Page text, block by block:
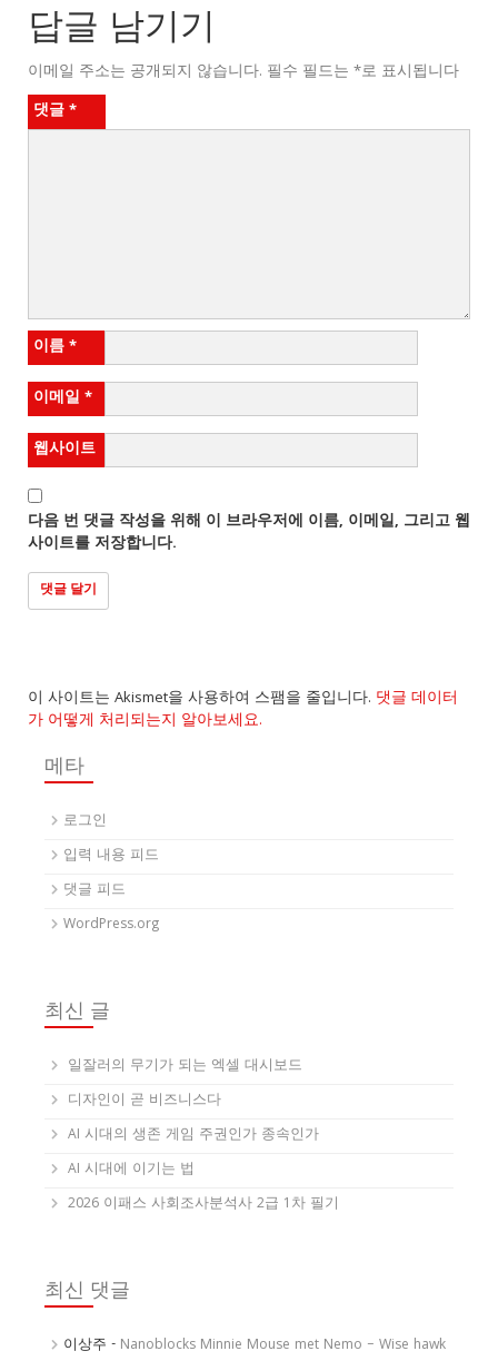
답글 남기기
이메일 주소는 공개되지 않습니다. 필수 필드는 *로 표시됩니다
댓글*
이름*
이메일 *
웹사이트
다음 번 댓글 작성을 위해 이 브라우저에 이름, 이메일, 그리고 웹
사이트를 저장합니다.
이 사이트는 Akismet을 사용하여 스팸을 줄입니다. 댓글 데이터
가 어떻게 처리되는지 알아보세요.
메타
로그인
입력 내용 피드
댓글 피드
WordPress.org
최신 글
일잘러의 무기가 되는 엑셀 대시보드
디자인이 곧 비즈니스다
AI 시대의 생존 게임 주권인가 종속인가
AI 시대에 이기는 법
2026 이패스 사회조사분석사 2급 1차 필기
최신 댓글
이상주 - Nanoblocks Minnie Mouse met Nemo – Wise hawk